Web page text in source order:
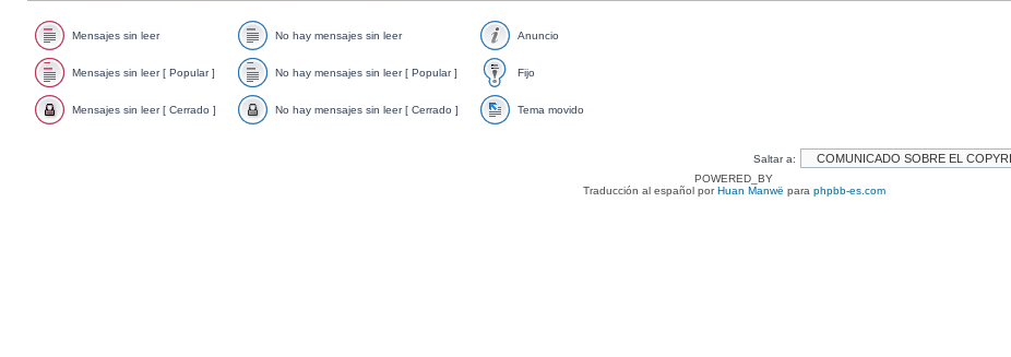
Mensajes sin leer No hay mensajes sin leer Anuncio
Mensajes sin leer [ Popular ] No hay mensajes sin leer [ Popular ] Fijo
Mensajes sin leer [ Cerrado ] No hay mensajes sin leer [ Cerrado ] Tema movido
Saltar a:
POWERED_BY
Traducción al español porHuan Manwë para phpbb-es.com